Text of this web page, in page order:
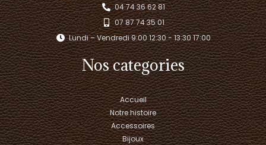
04 74 36 62 81
07 87 74 35 01
Lundi – Vendredi 9:00 12:30 - 13:30 17:00​
Nos categories
Accueil
Notre histoire
Accessoires
Bijoux